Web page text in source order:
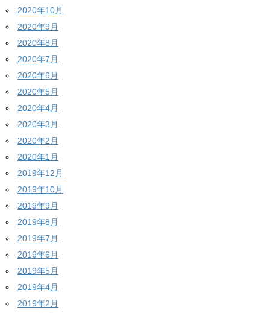
2020年10月
2020年9月
2020年8月
2020年7月
2020年6月
2020年5月
2020年4月
2020年3月
2020年2月
2020年1月
2019年12月
2019年10月
2019年9月
2019年8月
2019年7月
2019年6月
2019年5月
2019年4月
2019年2月